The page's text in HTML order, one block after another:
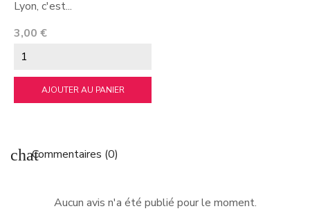
Lyon, c'est...
Prix
3,00 €
AJOUTER AU PANIER
chatCommentaires (0)
Aucun avis n'a été publié pour le moment.